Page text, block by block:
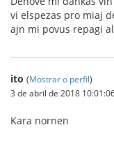
vi elspezas pro miaj
ajn mi povus repagi
ito (Mostrar o perfil)
3 de abril de 2018
Kara nornen